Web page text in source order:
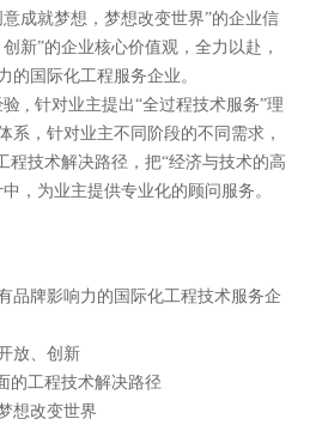
成就梦想，梦想改变世界”的企业信
新”的企业核心价值观，全力以赴，
的国际化工程服务企业。
, 针对业主提出“全过程技术服务”理
系，针对业主不同阶段的不同需求，
程技术解决路径，把“经济与技术的高
，为业主提供专业化的顾问服务。
品牌影响力的国际化工程技术服务企
放、创新
的工程技术解决路径
想改变世界